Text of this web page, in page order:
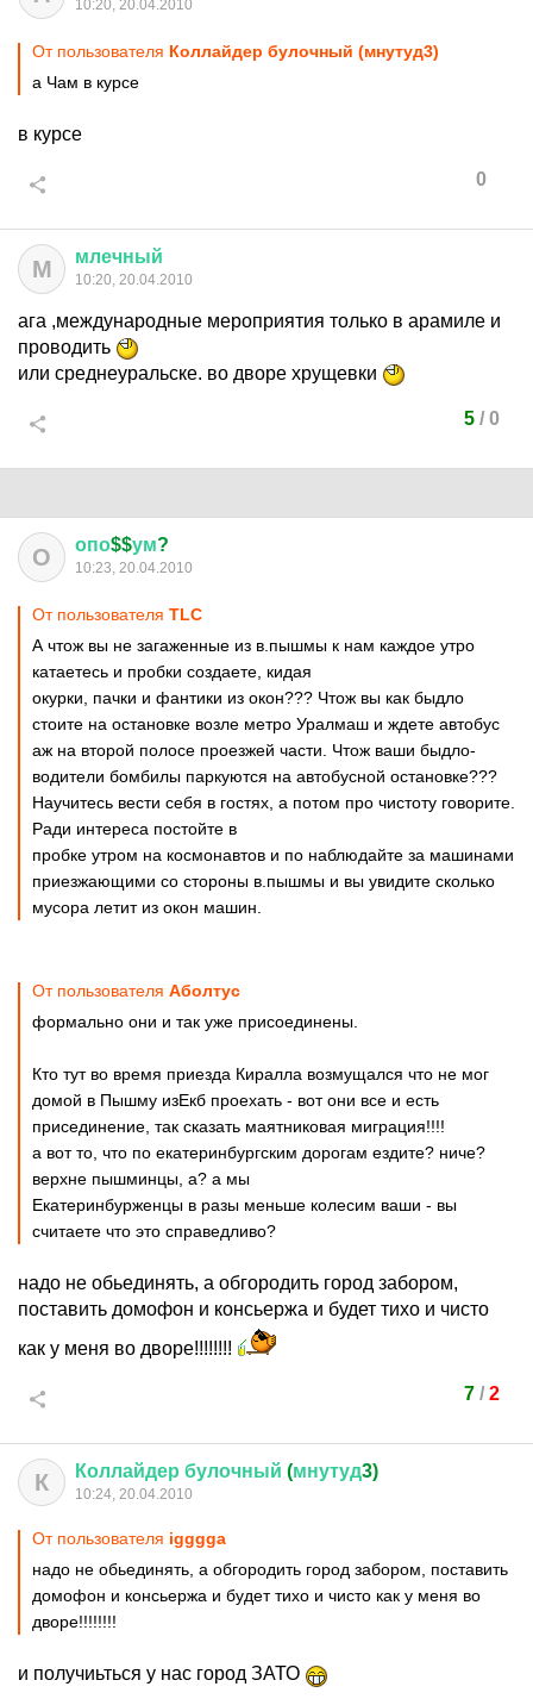
10:20, 20.04.2010
От пользователя Коллайдер булочный (мнутуд3)
а Чам в курсе
в курсе
0
М млечный
10:20, 20.04.2010
ага ,международные мероприятия только в арамиле и
проводить
или среднеуральске. во дворе хрущевки
5/ 0
О опо$$ум?
10:23, 20.04.2010
От пользователя TLC
А чтож вы не загаженные из в.пышмы к нам каждое утро
катаетесь и пробки создаете, кидая
окурки, пачки и фантики из окон??? Чтож вы как быдло
стоите на остановке возле метро Уралмаш и ждете автобус
аж на второй полосе проезжей части. Чтож ваши быдло-
водители бомбилы паркуются на автобусной остановке???
Научитесь вести себя в гостях, а потом про чистоту говорите.
Ради интереса постойте в
пробке утром на космонавтов и по наблюдайте за машинами
приезжающими со стороны в.пышмы и вы увидите сколько
мусора летит из окон машин.
От пользователя Аболтус
формально они и так уже присоединены.
Кто тут во время приезда Киралла возмущался что не мог
домой в Пышму изЕкб проехать - вот они все и есть
присединение, так сказать маятниковая миграция!!!!
а вот то, что по екатеринбургским дорогам ездите? ниче?
верхне пышминцы, а? а мы
Екатеринбурженцы в разы меньше колесим ваши - вы
считаете что это справедливо?
надо не обьединять, а обгородить город забором,
поставить домофон и консьержа и будет тихо и чисто
как у меня во дворе!!!!!!!!
7/ 2
К Коллайдер булочный (мнутуд3)
10:24, 20.04.2010
От пользователя igggga
надо не обьединять, а обгородить город забором, поставить
домофон и консьержа и будет тихо и чисто как у меня во
дворе!!!!!!!!
и получиьться у нас город ЗАТО